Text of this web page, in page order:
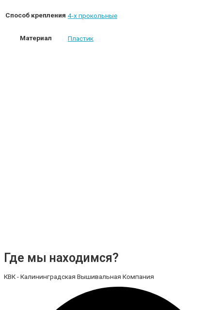
Способ крепления 4-х прокольные
Материал Пластик
Где мы находимся?
КВК - Калининградская Вышивальная Компания